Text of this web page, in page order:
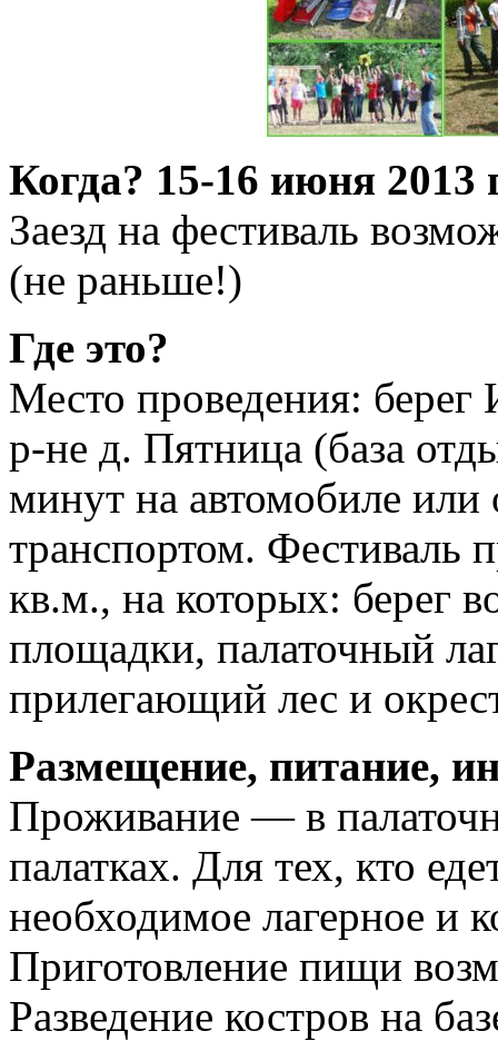
Когда? 15-16 июня 2013
Заезд на фестиваль
(не раньше!)
Где это?
Место проведения: берег
р-не д. Пятница (база
минут на автомобиле
транспортом. Фестиваль
кв.м., на которых: берег
площадки, палаточный
прилегающий лес и
Размещение, питание,
Проживание — в
палатках. Для тех, кто
необходимое лагерное и
Приготовление пищи
Разведение костров на